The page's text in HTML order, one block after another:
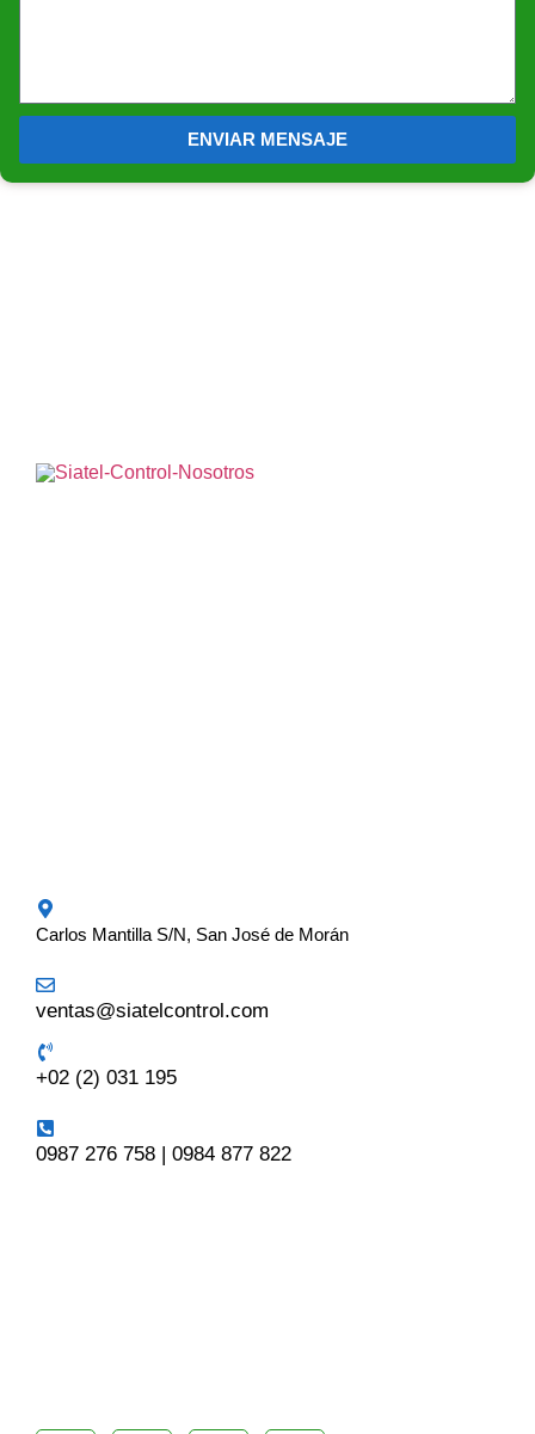
ENVIAR MENSAJE
Carlos Mantilla S/N, San José de Morán
ventas@siatelcontrol.com
+02 (2) 031 195
0987 276 758 | 0984 877 822